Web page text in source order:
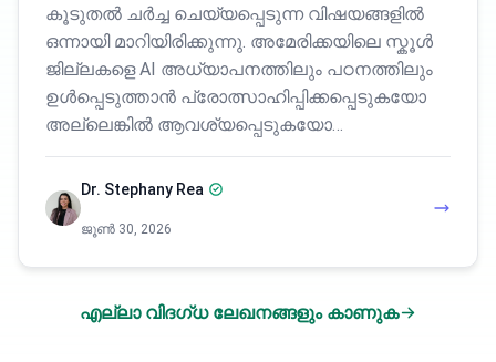
കൂടുതൽ ചർച്ച ചെയ്യപ്പെടുന്ന വിഷയങ്ങളിൽ
ഒന്നായി മാറിയിരിക്കുന്നു. അമേരിക്കയിലെ സ്കൂൾ
ജില്ലകളെ AI അധ്യാപനത്തിലും പഠനത്തിലും
ഉൾപ്പെടുത്താൻ പ്രോത്സാഹിപ്പിക്കപ്പെടുകയോ
അല്ലെങ്കിൽ ആവശ്യപ്പെടുകയോ…
Dr. Stephany Rea
ജൂൺ 30, 2026
എല്ലാ വിദഗ്ധ ലേഖനങ്ങളും കാണുക